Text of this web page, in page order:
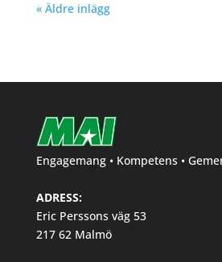
« Äldre inlägg
Engagemang • Kompetens •
ADRESS:
Eric Perssons väg 53
217 62 Malmö